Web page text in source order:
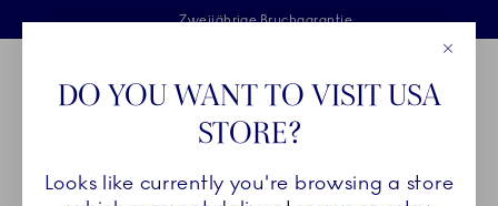
Sprunglinks
Kostenlose Lieferung für Bestellungen über 125 €
Kostenlose Geschenkverpackung
Zweijährige Bruchgarantie
Main Navigation
Breadcrumb Headlinesss
Startseite
KOLLEKTIONEN Royal Copenhagen Exclusives
DO YOU WANT TO VISIT USA
STORE?
Looks like currently you're browsing a store